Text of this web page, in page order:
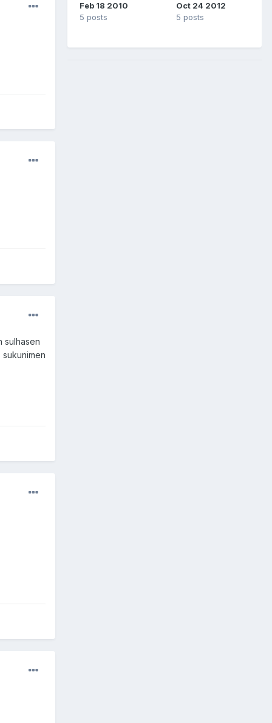
sulhasen
Feb 18 2010
5 posts
Oct 24 2012
5 posts